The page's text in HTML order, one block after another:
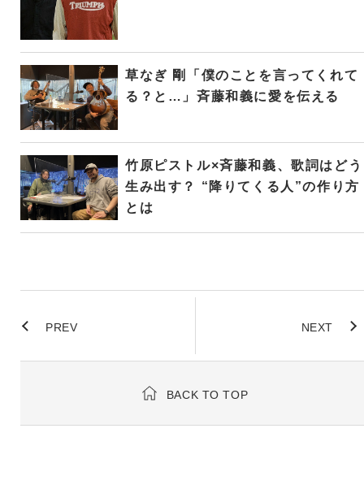
草なぎ 剛「僕のことを言ってくれて
る？と…」斉藤和義に愛を伝える
竹原ピストル×斉藤和義、歌詞はどう
生み出す？ “降りてくる人”の作り方
とは
PREV NEXT
BACK TO TOP